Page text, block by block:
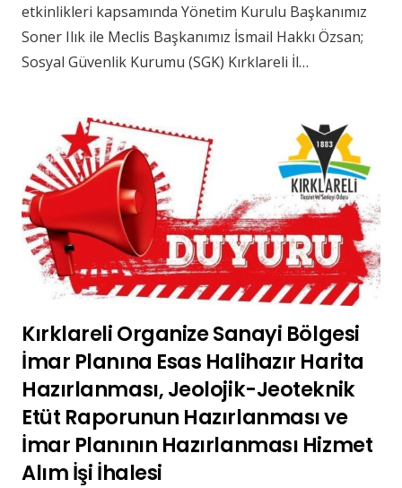
etkinlikleri kapsamında Yönetim Kurulu Başkanımız
Soner Ilık ile Meclis Başkanımız İsmail Hakkı Özsan;
Sosyal Güvenlik Kurumu (SGK) Kırklareli İl…
Kırklareli Organize Sanayi Bölgesi
İmar Planına Esas Halihazır Harita
Hazırlanması, Jeolojik-Jeoteknik
Etüt Raporunun Hazırlanması ve
İmar Planının Hazırlanması Hizmet
Alım İşi İhalesi